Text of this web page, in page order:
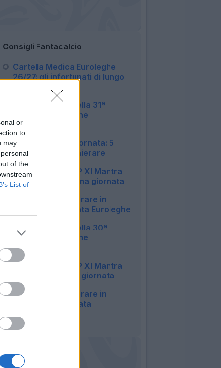
or
to
may
of the
List of
Consigli Fantacalcio
Cartella Medica Euroleghe
26/27: gli infortunati di lungo
Le 15 sorprese della 31ª
Giornata Euroleghe
Fantacalcio
12:35
Euroleghe, 31ª Giornata: 5
attaccanti da schierare
12:22
Euroleghe, la TOP XI Mantra
per la trentunesima giornata
Portieri, chi schierare in
questa 31ª giornata Euroleghe
14:25
Le 15 sorprese della 30ª
Giornata Euroleghe
Fantacalcio
13:42
Euroleghe, la TOP XI Mantra
per la trentesima giornata
11:16
Portieri, chi schierare in
questa 30ª giornata
09:44